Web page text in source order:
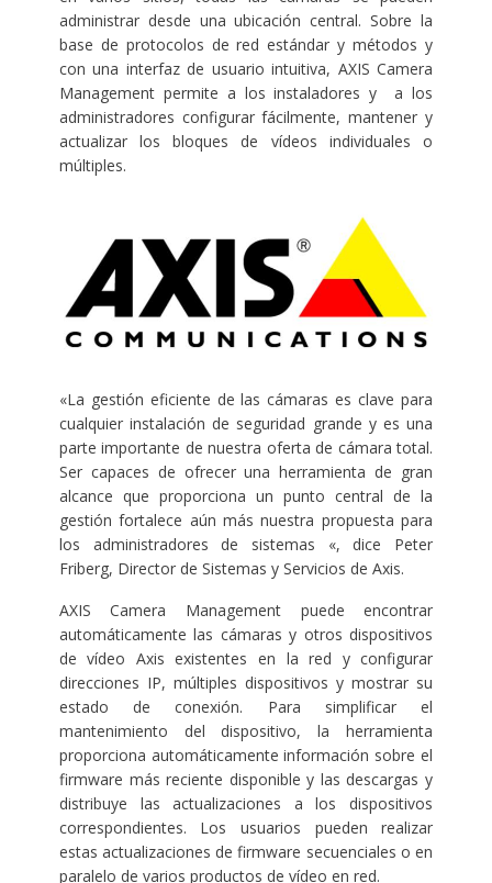
administrar desde una ubicación central. Sobre la
base de protocolos de red estándar y métodos y
con una interfaz de usuario intuitiva, AXIS Camera
Management permite a los instaladores y a los
administradores configurar fácilmente, mantener y
actualizar los bloques de vídeos individuales o
múltiples.
«La gestión eficiente de las cámaras es clave para
cualquier instalación de seguridad grande y es una
parte importante de nuestra oferta de cámara total.
Ser capaces de ofrecer una herramienta de gran
alcance que proporciona un punto central de la
gestión fortalece aún más nuestra propuesta para
los administradores de sistemas «, dice Peter
Friberg, Director de Sistemas y Servicios de Axis.
AXIS Camera Management puede encontrar
automáticamente las cámaras y otros dispositivos
de vídeo Axis existentes en la red y configurar
direcciones IP, múltiples dispositivos y mostrar su
estado de conexión. Para simplificar el
mantenimiento del dispositivo, la herramienta
proporciona automáticamente información sobre el
firmware más reciente disponible y las descargas y
distribuye las actualizaciones a los dispositivos
correspondientes. Los usuarios pueden realizar
estas actualizaciones de firmware secuenciales o en
paralelo de varios productos de vídeo en red.